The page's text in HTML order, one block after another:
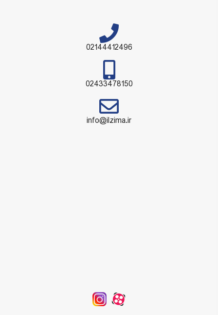
02144412496
02433478150
info@ilzima.ir